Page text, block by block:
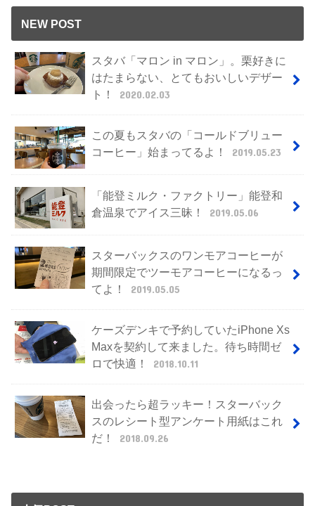
NEW POST
スタバ「マロン in マロン」。栗好きに
はたまらない、とてもおいしいデザー
ト！
2020.02.03
この夏もスタバの「コールドブリュー
コーヒー」始まってるよ！
2019.05.23
「能登ミルク・ファクトリー」能登和
倉温泉でアイス三昧！
2019.05.06
スターバックスのワンモアコーヒーが
期間限定でツーモアコーヒーになるっ
てよ！
2019.05.05
ケーズデンキで予約していたiPhone Xs
Maxを契約して来ました。待ち時間ゼ
ロで快適！
2018.10.11
出会ったら超ラッキー！スターバック
スのレシート型アンケート用紙はこれ
だ！
2018.09.26